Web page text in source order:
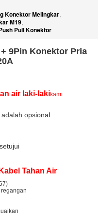
Konektor Melingkar,
M19,
Pull Konektor
9Pin Konektor Pria
air laki-lakikami
opsional.
Tahan Air